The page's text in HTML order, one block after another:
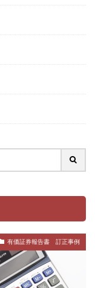
有価証券報告書 訂正事例